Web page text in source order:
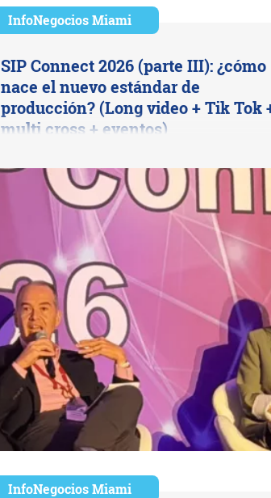
InfoNegocios Miami
SIP Connect 2026 (parte III): ¿cómo
nace el nuevo estándar de
producción? (Long video + Tik Tok
multi cross + eventos)
InfoNegocios Miami